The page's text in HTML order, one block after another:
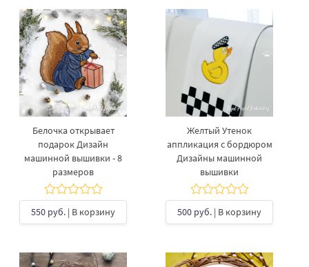
Белочка открывает
подарок Дизайн
машинной вышивки - 8
размеров
550 руб. | В корзину
Желтый Утенок
аппликация с бордюром
Дизайны машинной
вышивки
500 руб. | В корзину